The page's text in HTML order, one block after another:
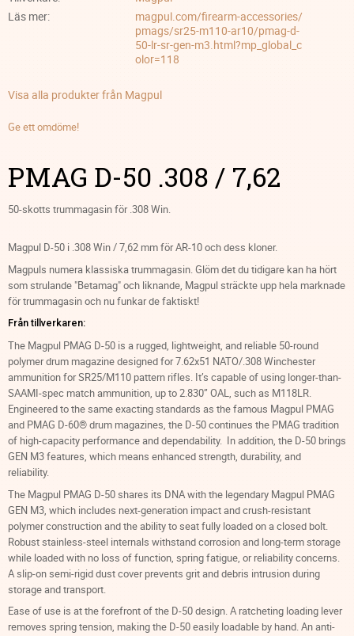
Läs mer
magpul.com/firearm-accessories/
pmags/sr25-m110-ar10/pmag-d-
50-lr-sr-gen-m3.html?mp_global_c
olor=118
Visa alla produkter från Magpul
Ge ett omdöme!
PMAG D-50 .308 / 7,62
50-skotts trummagasin för .308 Win.
Magpul D-50 i .308 Win / 7,62 mm för AR-10 och dess kloner.
Magpuls numera klassiska trummagasin. Glöm det du tidigare kan ha hört
som strulande "Betamag" och liknande, Magpul sträckte upp hela marknade
för trummagasin och nu funkar de faktiskt!
Från tillverkaren:
The Magpul PMAG D-50 is a rugged, lightweight, and reliable 50-round
polymer drum magazine designed for 7.62x51 NATO/.308 Winchester
ammunition for SR25/M110 pattern rifles. It’s capable of using longer-than-
SAAMI-spec match ammunition, up to 2.830” OAL, such as M118LR.
Engineered to the same exacting standards as the famous Magpul PMAG
and PMAG D-60® drum magazines, the D-50 continues the PMAG tradition
of high-capacity performance and dependability. In addition, the D-50 brings
GEN M3 features, which means enhanced strength, durability, and
reliability.
The Magpul PMAG D-50 shares its DNA with the legendary Magpul PMAG
GEN M3, which includes next-generation impact and crush-resistant
polymer construction and the ability to seat fully loaded on a closed bolt.
Robust stainless-steel internals withstand corrosion and long-term storage
while loaded with no loss of function, spring fatigue, or reliability concerns.
A slip-on semi-rigid dust cover prevents grit and debris intrusion during
storage and transport.
Ease of use is at the forefront of the D-50 design. A ratcheting loading lever
removes spring tension, making the D-50 easily loadable by hand. An anti-